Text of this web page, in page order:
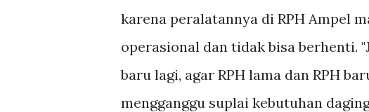
karena peralatannya di RPH Ampel
operasional dan tidak bisa berhenti.
baru lagi, agar RPH lama dan RPH
mengganggu suplai kebutuhan